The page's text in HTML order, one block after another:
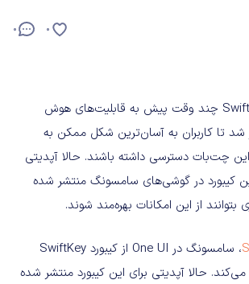
0 0
اپلیکیشن کیبورد SwiftKey چند وقت پیش به قابلیت‌های هوش
تا کاربران به آسان‌ترین شکل ممکن به
چت‌بات دسترسی داشته باشند. حالا آپدیتی
کیبورد در گوشی‌های سامسونگ منتشر شده
بتوانند از این امکانات بهره‌مند شوند.
، سامسونگ در One UI از کیبورد SwiftKey
حالا آپدیتی برای این کیبورد منتشر شده